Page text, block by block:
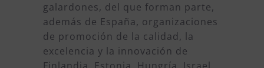
galardones, del que forman parte,
además de España, organizaciones
de promoción de la calidad, la
excelencia y la innovación de